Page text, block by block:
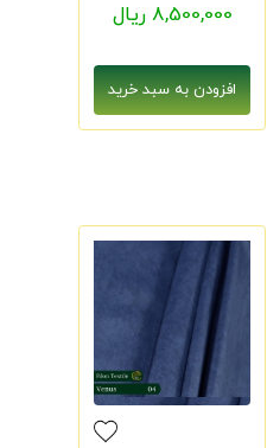
8,500,000 ریال